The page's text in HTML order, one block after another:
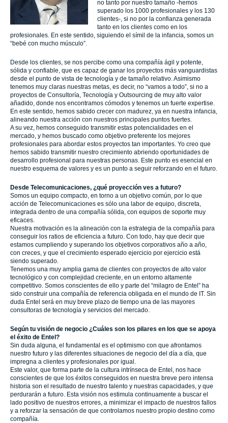
no tanto por nuestro tamaño -hemos
superado los 1000 profesionales y los 130
clientes-, si no por la confianza generada
tanto en los clientes como en los
profesionales. En este sentido, siguiendo el símil de la infancia, somos un
“bebé con mucho músculo”.
Desde los clientes, se nos percibe como una compañía ágil y potente,
sólida y confiable, que es capaz de ganar los proyectos más vanguardistas
desde el punto de vista de tecnología y de tamaño relativo. Asimismo
tenemos muy claras nuestras metas, es decir, no “vamos a todo”, si no a
proyectos de Consultoría, Tecnología y Outsourcing de muy alto valor
añadido, donde nos encontramos cómodos y tenemos un fuerte expertise.
En este sentido, hemos sabido crecer con madurez, ya en nuestra infancia,
alineando nuestra acción con nuestros principales puntos fuertes.
A su vez, hemos conseguido transmitir estas potencialidades en el
mercado, y hemos buscado como objetivo preferente los mejores
profesionales para abordar estos proyectos tan importantes. Yo creo que
hemos sabido transmitir nuestro crecimiento abriendo oportunidades de
desarrollo profesional para nuestras personas. Este punto es esencial en
nuestro esquema de valores y es un punto a seguir reforzando en el futuro.
Desde Telecomunicaciones, ¿qué proyección ves a futuro?
Somos un equipo compacto, en torno a un objetivo común, por lo que
acción de Telecomunicaciones es sólo una labor de equipo, discreta,
integrada dentro de una compañía sólida, con equipos de soporte muy
eficaces.
Nuestra motivación es la alineación con la estrategia de la compañía para
conseguir los ratios de eficiencia a futuro. Con todo, hay que decir que
estamos cumpliendo y superando los objetivos corporativos año a año,
con creces, y que el crecimiento esperado ejercicio por ejercicio está
siendo superado.
Tenemos una muy amplia gama de clientes con proyectos de alto valor
tecnológico y con complejidad creciente, en un entorno altamente
competitivo. Somos conscientes de ello y parte del “milagro de Entel” ha
sido construir una compañía de referencia obligada en el mundo de IT. Sin
duda Entel será en muy breve plazo de tiempo una de las mayores
consultoras de tecnología y servicios del mercado.
Según tu visión de negocio ¿Cuáles son los pilares en los que se apoya
el éxito de Entel?
Sin duda alguna, el fundamental es el optimismo con que afrontamos
nuestro futuro y las diferentes situaciones de negocio del día a día, que
impregna a clientes y profesionales por igual.
Este valor, que forma parte de la cultura intrínseca de Entel, nos hace
conscientes de que los éxitos conseguidos en nuestra breve pero intensa
historia son el resultado de nuestro talento y nuestras capacidades, y que
perdurarán a futuro. Esta visión nos estimula continuamente a buscar el
lado positivo de nuestros errores, a minimizar el impacto de nuestros fallos
y a reforzar la sensación de que controlamos nuestro propio destino como
compañía.